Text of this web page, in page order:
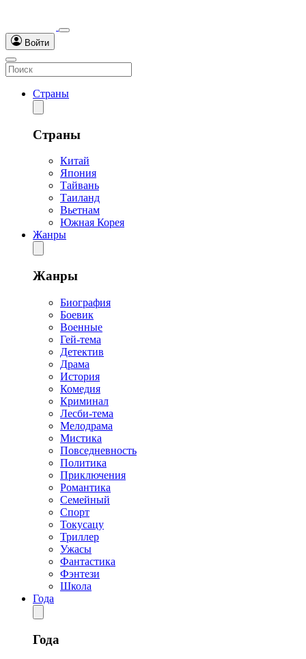
Войти
Страны
Страны
Китай
Япония
Тайвань
Таиланд
Вьетнам
Южная Корея
Жанры
Жанры
Биография
Боевик
Военные
Гей-тема
Детектив
Драма
История
Комедия
Криминал
Лесби-тема
Мелодрама
Мистика
Повседневность
Политика
Приключения
Романтика
Семейный
Спорт
Токусацу
Триллер
Ужасы
Фантастика
Фэнтези
Школа
Года
Года